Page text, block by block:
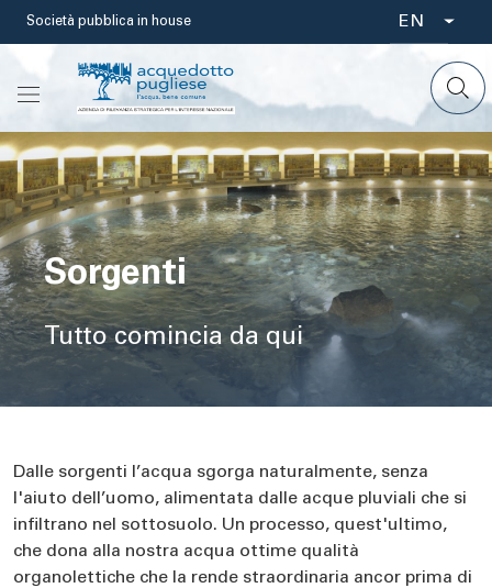
Skip
content
Società pubblica in house
Select
your
language
EN
Sorgenti
Tutto comincia da qui
Dalle sorgenti l’acqua sgorga naturalmente, senza
l'aiuto dell’uomo, alimentata dalle acque pluviali che si
infiltrano nel sottosuolo. Un processo, quest'ultimo,
che dona alla nostra acqua ottime qualità
organolettiche che la rende straordinaria ancor prima di